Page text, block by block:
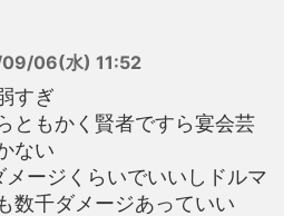
06(水) 11:52
すぎ
ともかく賢者ですら宴会芸
ない
ージくらいでいいしドルマ
数千ダメージあっていい